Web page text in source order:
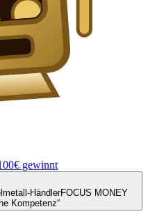
gewinnt
HändlerFOCUS MONEY
Kompetenz“